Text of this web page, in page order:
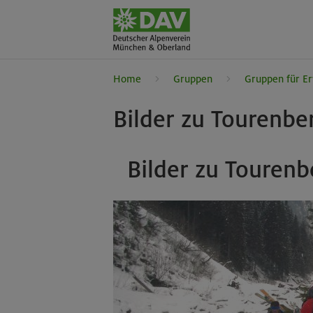
Home Gruppen Gruppen für
Bilder zu
Bilder zu